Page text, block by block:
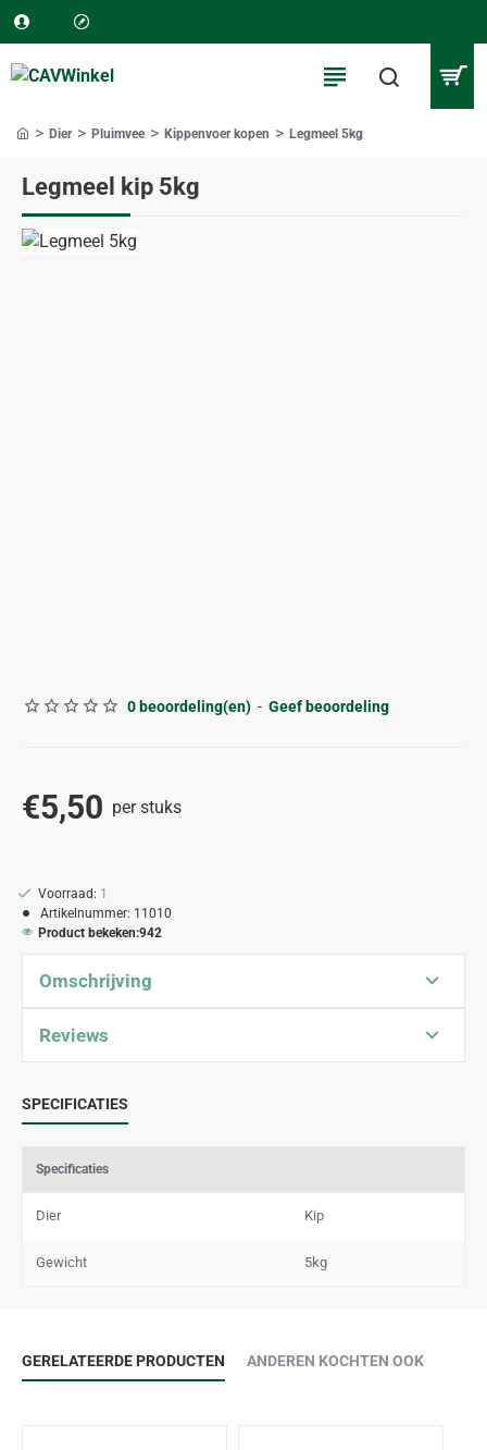
Legmeel kip 5kg
Dier Pluimvee Kippenvoer kopen Legmeel 5kg
0 beoordeling(en) - Geef beoordeling
€5,50 per stuks
Voorraad: 1
Artikelnummer: 11010
Product bekeken:942
Omschrijving
Reviews
SPECIFICATIES
Specificaties
Dier Kip
Gewicht 5kg
GERELATEERDE PRODUCTEN ANDEREN KOCHTEN OOK